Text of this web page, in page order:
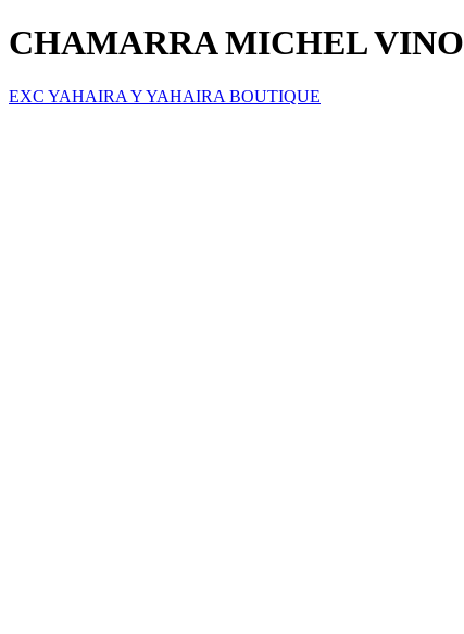
CHAMARRA MICHEL VINO
EXC YAHAIRA Y YAHAIRA BOUTIQUE